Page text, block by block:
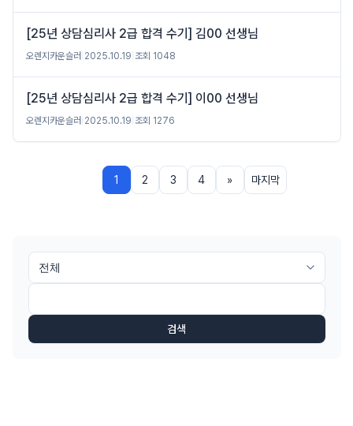
[25년 상담심리사 2급 합격 수기] 김00 선생님
오렌지카운슬러 2025.10.19 조회 1048
[25년 상담심리사 2급 합격 수기] 이00 선생님
오렌지카운슬러 2025.10.19 조회 1276
1 2 3 4 » 마지막
검색